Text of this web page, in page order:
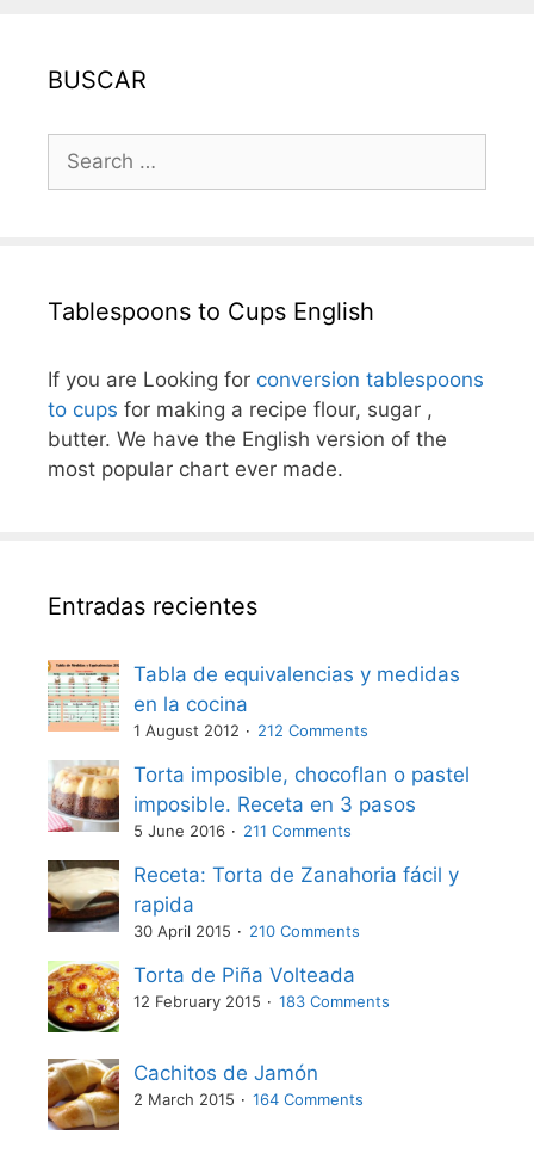
BUSCAR
for:
Tablespoons to Cups English
If you are Looking for conversion tablespoons
to cups for making a recipe flour, sugar ,
butter. We have the English version of the
most popular chart ever made.
Entradas recientes
Tabla de equivalencias y medidas
en la cocina
1 August 2012 212 Comments
Torta imposible, chocoflan o pastel
imposible. Receta en 3 pasos
5 June 2016 211 Comments
Receta: Torta de Zanahoria fácil y
rapida
30 April 2015 210 Comments
Torta de Piña Volteada
12 February 2015 183 Comments
Cachitos de Jamón
2 March 2015 164 Comments